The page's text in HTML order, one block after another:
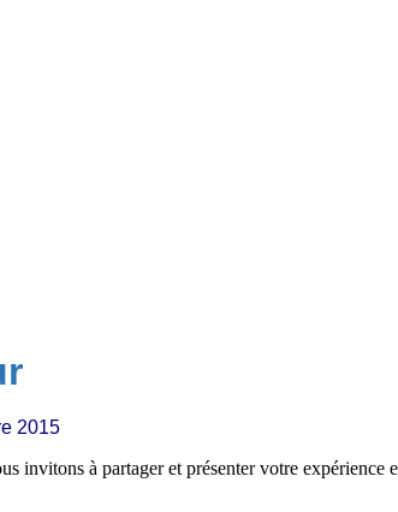
2015
invitons à partager et présenter votre expérience